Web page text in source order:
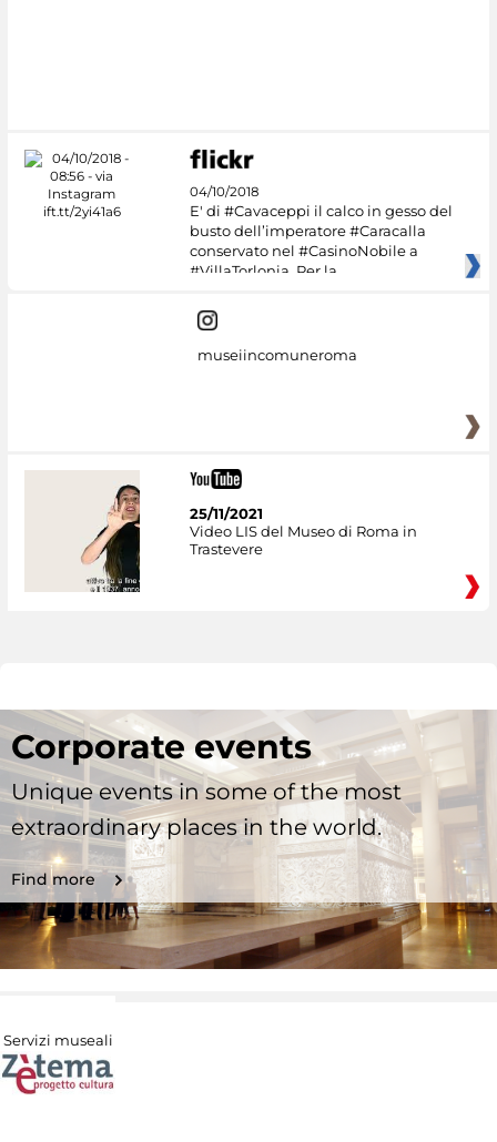
04/10/2018
E' di #Cavaceppi il calco in gesso del
busto dell’imperatore #Caracalla
conservato nel #CasinoNobile a
#VillaTorlonia. Per la
museiincomuneroma
25/11/2021
Video LIS del Museo di Roma in
Trastevere
Corporate events
Unique events in some of the most
extraordinary places in the world.
Find more
Servizi museali